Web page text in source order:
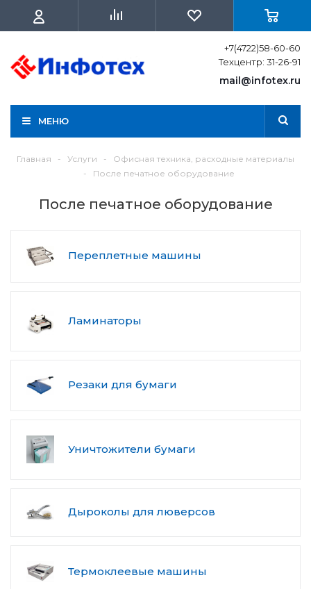
+7(4722)58-60-60
Техцентр: 31-26-91
mail@infotex.ru
МЕНЮ
Главная - Услуги -
Офисная техника, расходные материалы
-
После печатное оборудование
После печатное оборудование
Переплетные машины
Ламинаторы
Резаки для бумаги
Уничтожители бумаги
Дыроколы для люверсов
Термоклеевые машины